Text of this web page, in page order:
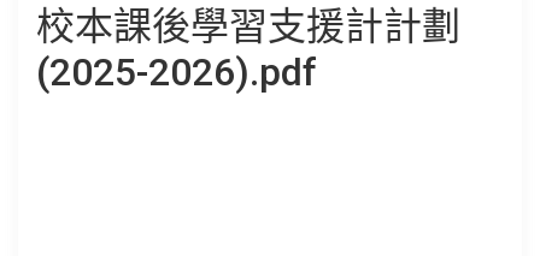
校本課後學習支援計計劃
(2025-2026).pdf